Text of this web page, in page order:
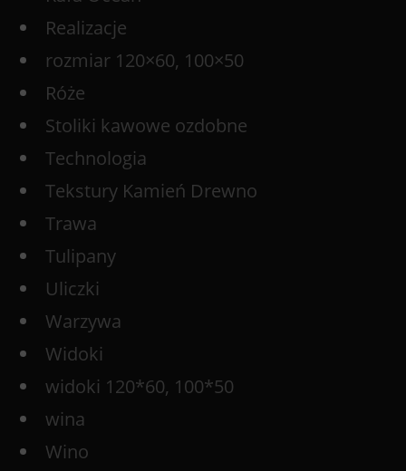
Realizacje
rozmiar 120×60, 100×50
Róże
Stoliki kawowe ozdobne
Technologia
Tekstury Kamień Drewno
Trawa
Tulipany
Uliczki
Warzywa
Widoki
widoki 120*60, 100*50
wina
Wino